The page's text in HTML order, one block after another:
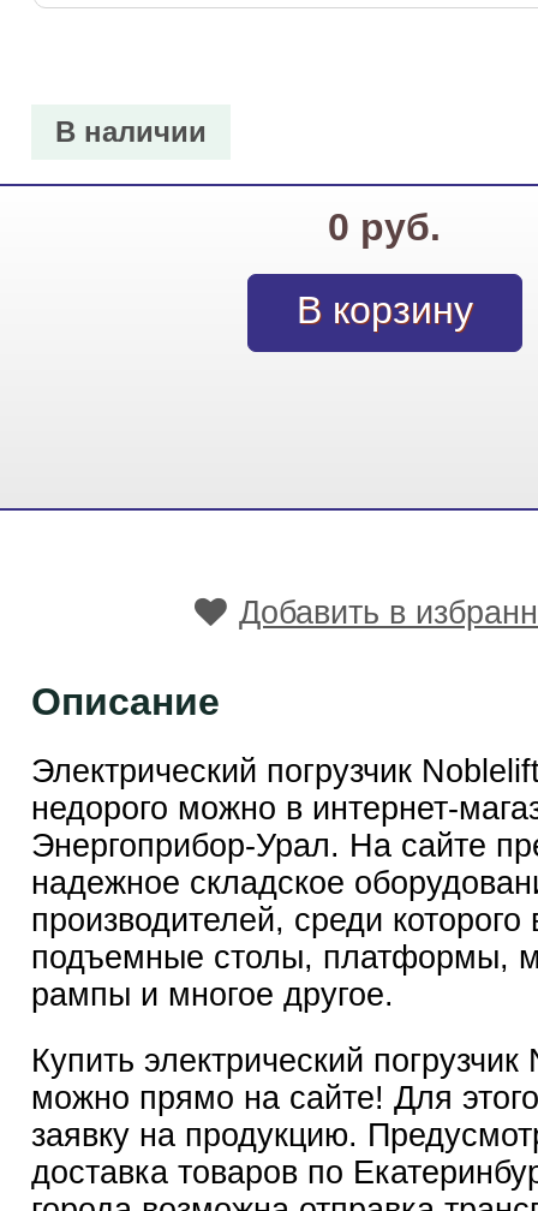
В наличии
0 руб.
Добавить в
Описание
Электрический погрузчик
недорого можно в интернет-
Энергоприбор-Урал. На сайте
надежное складское
производителей, среди
подъемные столы, платформы,
рампы и многое другое.
Купить электрический погрузчик
можно прямо на сайте! Для
заявку на продукцию.
доставка товаров по